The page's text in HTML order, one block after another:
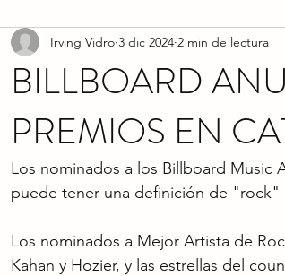
BILLBOARD
PREMIOS EN
Irving Vidro 3 dic 2024 2 min de lectura
Los nominados a los Billboard Music
puede tener una definición de "rock"
Los nominados a Mejor Artista de
Kahan y Hozier, y las estrellas del